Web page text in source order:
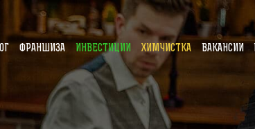
ФРАНШИЗА ИНВЕСТИЦИИ ХИМЧИСТКА ВАКАНСИИ